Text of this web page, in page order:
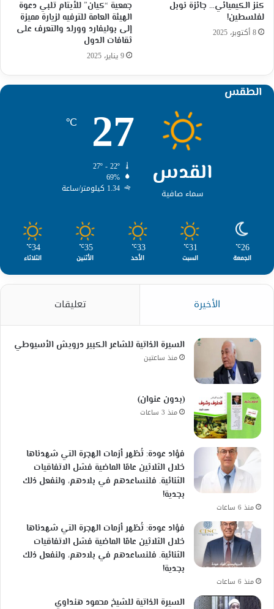
كنز الكيميائي… جائزة نوبل
لفلسطين!
8 أكتوبر، 2025
جمعية “كيان” للأيتام تلبي دعوة
الهيئة العامة للترفيه لزيارة مميزة
إلى بوليفارد وورلد والتعرف على
ثقافات الدول
9 يناير، 2025
الطقس
القدس
سماء صافية
27
℃
69%
1.34 كيلومتر/ساعة
26
℃
الجمعة
31
℃
السبت
33
℃
الأحد
35
℃
الأثنين
34
℃
الثلاثاء
الأخيرة تعليقات
السيرة الذاتية للشاعر الكبير درويش الأسيوطي
منذ ساعتين
(بدون عنوان)
منذ 3 ساعات
فؤاد عودة: تُظهر أزمات الهجرة التي شهدناها
خلال الثلاثين عامًا الماضية فشل الاتفاقيات
الثنائية. فلنساعدهم في بلادهم، ولنفعل ذلك
بجدية!
منذ 6 ساعات
فؤاد عودة: تُظهر أزمات الهجرة التي شهدناها
خلال الثلاثين عامًا الماضية فشل الاتفاقيات
الثنائية. فلنساعدهم في بلادهم، ولنفعل ذلك
بجدية!
منذ 6 ساعات
السيرة الذاتية للشيخ محمود هنداوي